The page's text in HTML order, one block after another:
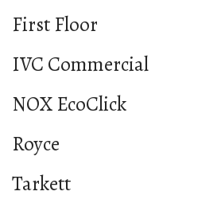
First Floor
IVC Commercial
NOX EcoClick
Royce
Tarkett